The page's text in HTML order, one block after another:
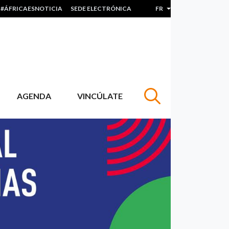
#ÁFRICAESNOTICIA SEDE ELECTRÓNICA FR Lister les actions
AGENDA VINCÚLATE